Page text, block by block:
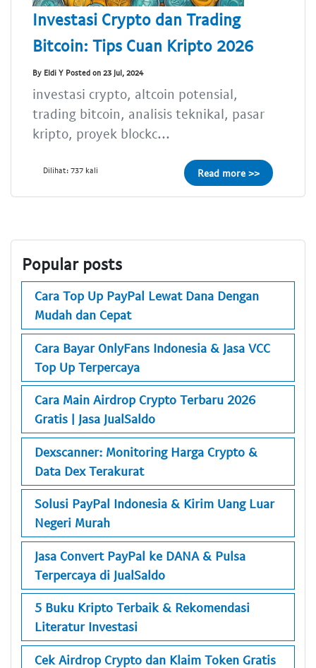
Investasi Crypto dan Trading
Bitcoin: Tips Cuan Kripto 2026
By Eldi Y Posted on 23 Jul, 2024
investasi crypto, altcoin potensial,
trading bitcoin, analisis teknikal, pasar
kripto, proyek blockc...
Dilihat: 737 kali Read more >>
Popular posts
Cara Top Up PayPal Lewat Dana Dengan
Mudah dan Cepat
Cara Bayar OnlyFans Indonesia & Jasa VCC
Top Up Terpercaya
Cara Main Airdrop Crypto Terbaru 2026
Gratis | Jasa JualSaldo
Dexscanner: Monitoring Harga Crypto &
Data Dex Terakurat
Solusi PayPal Indonesia & Kirim Uang Luar
Negeri Murah
Jasa Convert PayPal ke DANA & Pulsa
Terpercaya di JualSaldo
5 Buku Kripto Terbaik & Rekomendasi
Literatur Investasi
Cek Airdrop Crypto dan Klaim Token Gratis